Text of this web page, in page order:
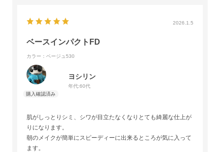
2026.1.5
ベースインパクトFD
カラー：ベージュ530
ヨシリン
年代:60代
肌がしっとりシミ、シワが目立たなくなりとても綺麗な仕上が
りになります。
朝のメイクが簡単にスピーディーに出来るところが気に入って
ます。